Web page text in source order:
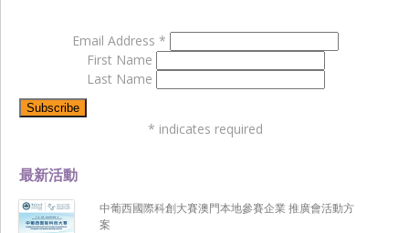
最新活動
中葡西國際科創大賽澳門本地參賽企業 推廣會活動方
案
Email Address *
First Name
Last Name
* indicates required